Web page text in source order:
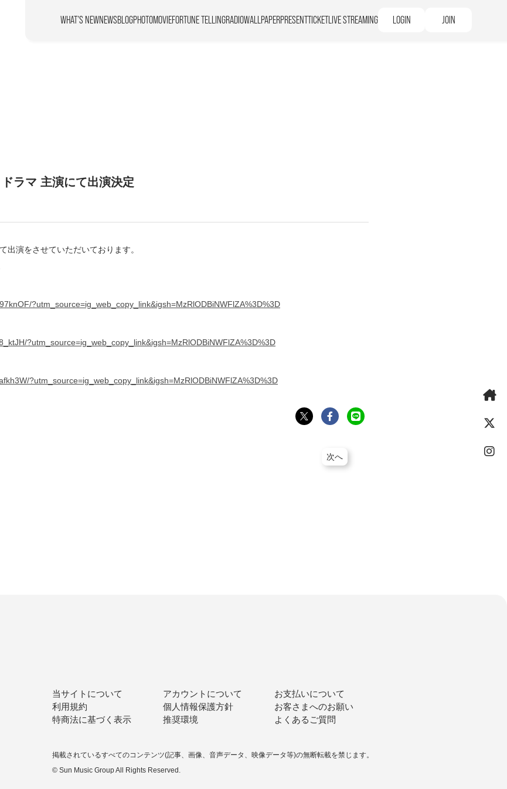
WHAT’S NEWNEWSBLOGPHOTOMOVIEFORTUNE TELLINGRADIOWALLPAPERPRESENTTICKETLIVE STREAMING LOGIN JOIN
ラマ 主演にて出演決定
出演をさせていただいております。
?utm_source=ig_web_copy_link&igsh=MzRlODBiNWFlZA%3D%3D
?utm_source=ig_web_copy_link&igsh=MzRlODBiNWFlZA%3D%3D
?utm_source=ig_web_copy_link&igsh=MzRlODBiNWFlZA%3D%3D
次へ
当サイトについて アカウントについて
お支払いについて
利用規約
個人情報保護方針
お客さまへのお願い
特商法に基づく表示
推奨環境 よくあるご質問
掲載されているすべてのコンテンツ(記事、画像、音声データ、映像データ等)の無断転載を禁じます。
© Sun Music Group All Rights Reserved.